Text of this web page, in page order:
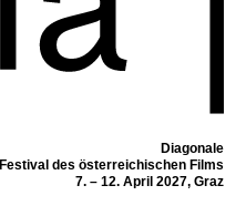
Diagonale
Festival des österreichischen Films
7. – 12. April 2027, Graz